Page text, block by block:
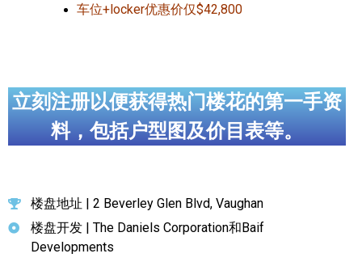
车位+locker优惠价仅$42,800
立刻注册以便获得热门楼花的第一手资
料，包括户型图及价目表等。
楼盘地址 | 2 Beverley Glen Blvd, Vaughan
楼盘开发 | The Daniels Corporation和Baif
Developments